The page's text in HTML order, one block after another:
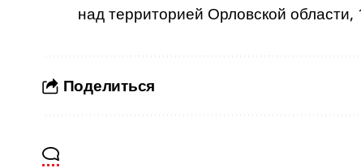
над территорией Орловской
Поделиться